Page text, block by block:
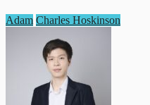
Adam Charles Hoskinson